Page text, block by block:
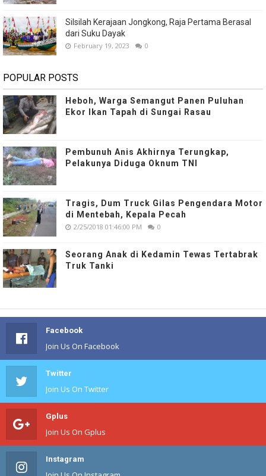
Silsilah Kerajaan Jongkong, Raja Pertama Berasal
dari Suku Dayak
February 19, 2023 0
POPULAR POSTS
Heboh, Warga Semangut Panen Puluhan
Ekor Ikan Tapah di Sungai Rasau
Pembunuh Anis Akhirnya Terungkap,
Pelakunya Diduga Oknum TNI
Tragis, Dum Truck Gilas Pengendara Motor
di Mentebah, Kepala Pecah
2/25/2018 01:46:00 PM 0
Seorang Anak di Kedamin Tewas Tertabrak
Truk Tanki
Facebook
Join Us On Facebook
Twitter
Join Us On Twitter
Gplus
Join Us On Gplus
Instagram